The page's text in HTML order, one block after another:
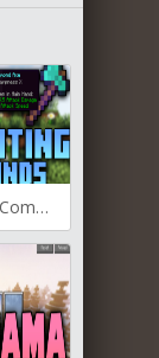
Enchanting Commands для Майнкрафт [1.19.4, 1.19.3, 1.19.2]